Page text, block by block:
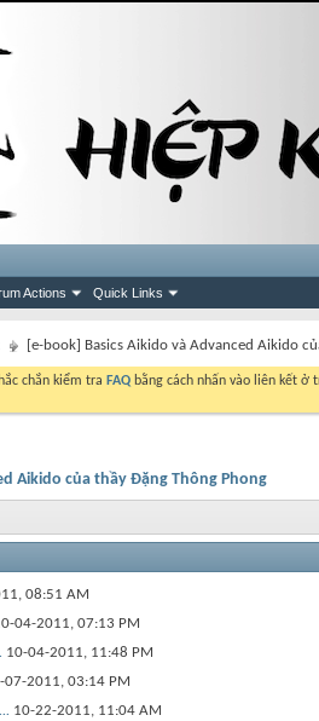
Actions Quick Links
[e-book] Basics Aikido và Advanced Aikido
chắn kiểm tra FAQ bằng cách nhấn vào liên kết ở
Aikido của thầy Đặng Thông Phong
08:51 AM
04-2011, 07:13 PM
10-04-2011, 11:48 PM
07-2011, 03:14 PM
10-22-2011, 11:04 AM